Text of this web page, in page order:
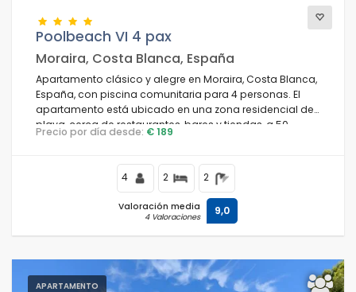
Poolbeach VI 4 pax
Moraira, Costa Blanca, España
Apartamento clásico y alegre en Moraira, Costa Blanca,
España, con piscina comunitaria para 4 personas. El
apartamento está ubicado en una zona residencial de
playa, cerca de restaurantes, bares y tiendas, a 50
metros de la playa Platgetes y a 50 metros del Mar
Precio por día desde: € 189
4 2 2
Valoración media
4 Valoraciones 9,0
APARTAMENTO